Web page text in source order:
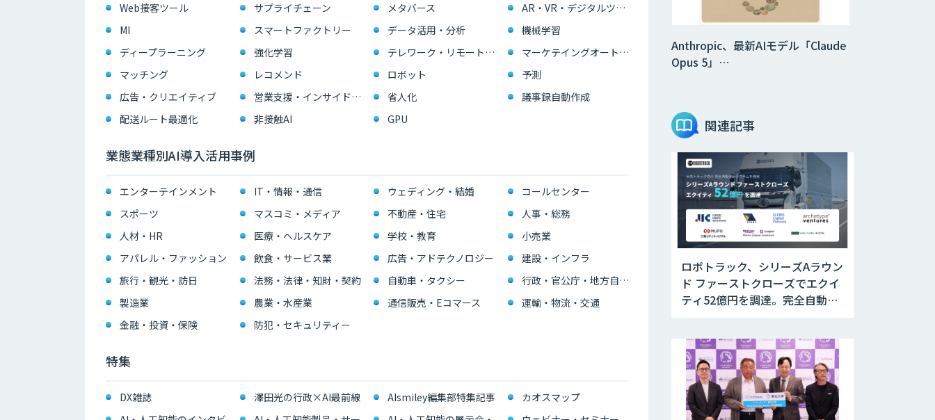
Web接客ツール
サプライチェーン メタバース
AR・VR・デジタルツイン
MI
スマートファクトリー データ活用・分析
機械学習
ディープラーニング
強化学習 テレワーク・リモートワーク
マーケテイングオートメーション・MAツール
マッチング
レコメンド ロボット
予測
広告・クリエイティブ
営業支援・インサイドセールス 省人化
議事録自動作成
配送ルート最適化
非接触AI GPU
業態業種別AI導入活用事例
エンターテインメント IT・情報・通信 ウェディング・結婚
コールセンター
スポーツ
マスコミ・メディア 不動産・住宅
人事・総務
人材・HR
医療・ヘルスケア 学校・教育
小売業
アパレル・ファッション
飲食・サービス業 広告・アドテクノロジー
建設・インフラ
旅行・観光・訪日
法務・法律・知財・契約 自動車・タクシー
行政・官公庁・地方自治体
製造業
農業・水産業 通信販売・Eコマース
運輸・物流・交通
金融・投資・保険
防犯・セキュリティー
特集
DX雑誌 澤田光の行政×AI最前線 AIsmiley編集部特集記事
カオスマップ
JAPAN AI HR
DELTA AI AGENT
システム
ニーズを理解する
ント「AI’mON for
展示会」
Web接客を進化さ
「AI’mON for
WEB」
AIエージェント構
築支援サービス
Anthropic、最新AIモデル「Claude
Opus 5」…
関連記事
ロボトラック、シリーズAラウン
ド ファーストクローズでエクイ
ティ52億円を調達。完全自動運